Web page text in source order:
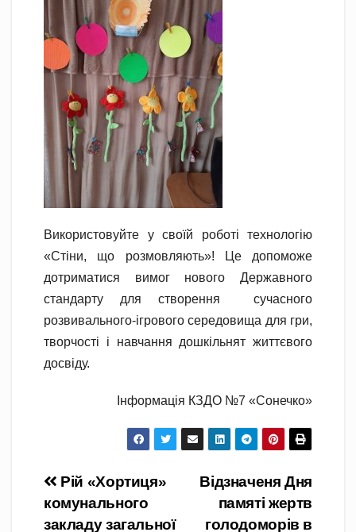
Використовуйте у своїй роботі технологію
«Стіни, що розмовляють»! Це допоможе
дотриматися вимог нового Державного
стандарту для створення сучасного
розвивального-ігрового середовища для гри,
творчості і навчання дошкільнят життєвого
досвіду.
Інформація КЗДО №7 «Сонечко»
Навігація
записів
Відзначеня Дня
памяті жертв
голодоморів в
Рій «Хортиця»
комунального
закладу загальної